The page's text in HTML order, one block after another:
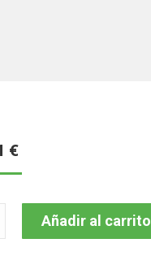
€
Añadir al carrito